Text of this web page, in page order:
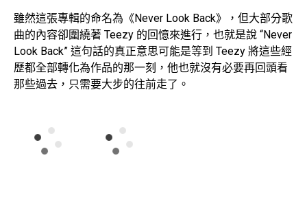
雖然這張專輯的命名為《Never Look Back》，但大部分歌
曲的內容卻圍繞著 Teezy 的回憶來進行，也就是說 “Never
Look Back” 這句話的真正意思可能是等到 Teezy 將這些經
歷都全部轉化為作品的那一刻，他也就沒有必要再回頭看
那些過去，只需要大步的往前走了。